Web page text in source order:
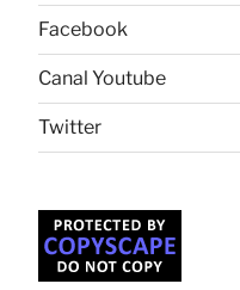
Facebook
Canal Youtube
Twitter